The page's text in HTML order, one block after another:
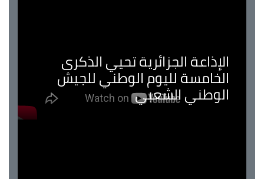
الإذاعة الجزائرية تحيي الذكرى
الخامسة لليوم الوطني للجيش
الوطني الشعبي